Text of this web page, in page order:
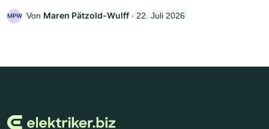
MPW Von Maren Pätzold-Wulff ‧ 22. Juli 2026